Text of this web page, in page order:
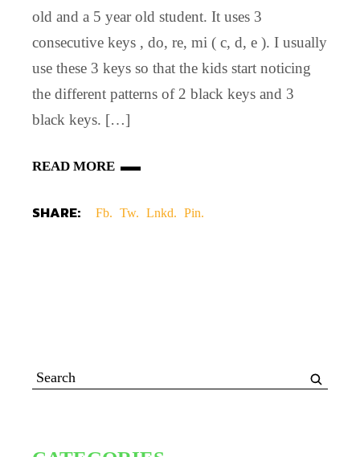
old and a 5 year old student. It uses 3
consecutive keys , do, re, mi ( c, d, e ). I usually
use these 3 keys so that the kids start noticing
the different patterns of 2 black keys and 3
black keys. […]
READ MORE
SHARE: Fb. Tw. Lnkd. Pin.